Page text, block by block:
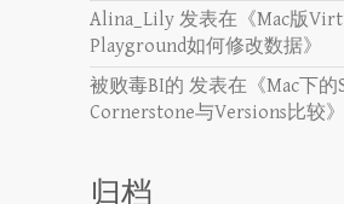
Alina_Lily 发表在《Mac版
Playground如何修改数据》
被败毒BI的 发表在《Mac下的
Cornerstone与Versions比较》
归档